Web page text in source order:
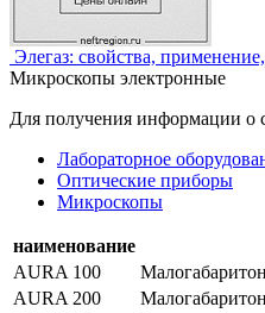
Элегаз: свойства,
Микроскопы электронные
Для получения информации о
Лабораторное
Оптические приборы
Микроскопы
наименование
AURA 100
AURA 200